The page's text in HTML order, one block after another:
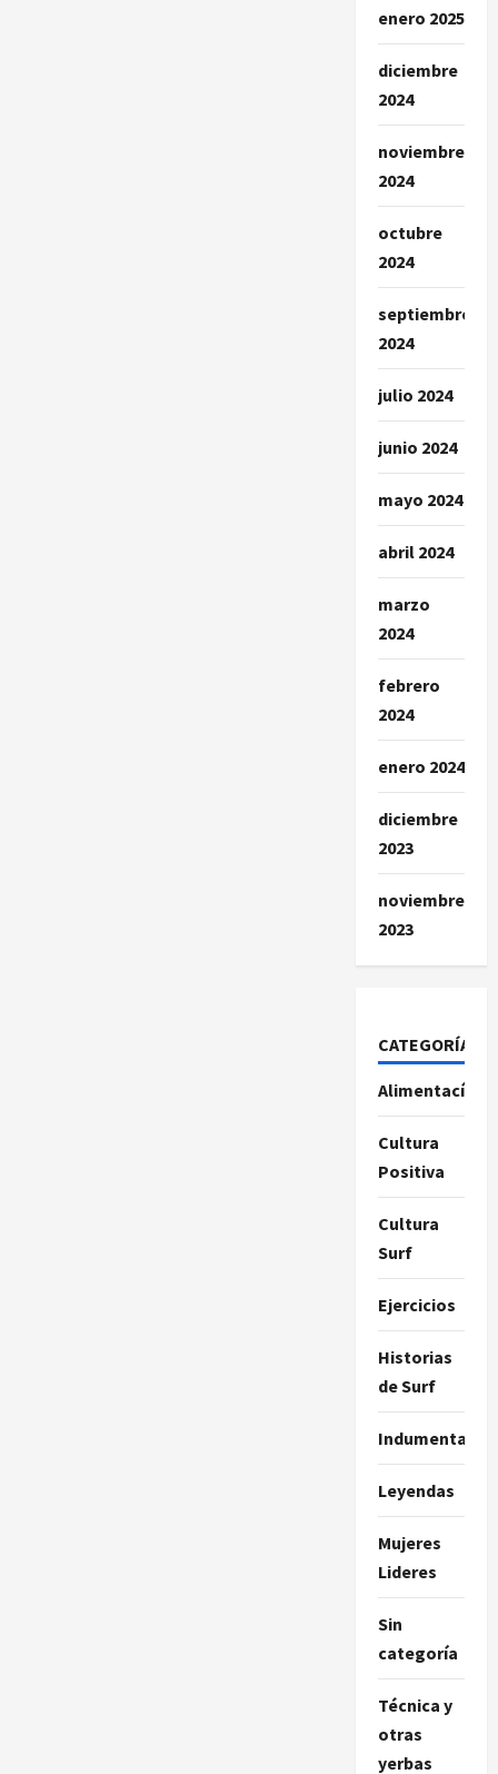
enero 2025
diciembre
2024
noviembre
2024
octubre
2024
septiembre
2024
julio 2024
junio 2024
mayo 2024
abril 2024
marzo
2024
febrero
2024
enero 2024
diciembre
2023
noviembre
2023
CATEGORÍAS
Alimentacíon
Cultura
Positiva
Cultura
Surf
Ejercicios
Historias
de Surf
Indumentaria
Leyendas
Mujeres
Lideres
Sin
categoría
Técnica y
otras
yerbas